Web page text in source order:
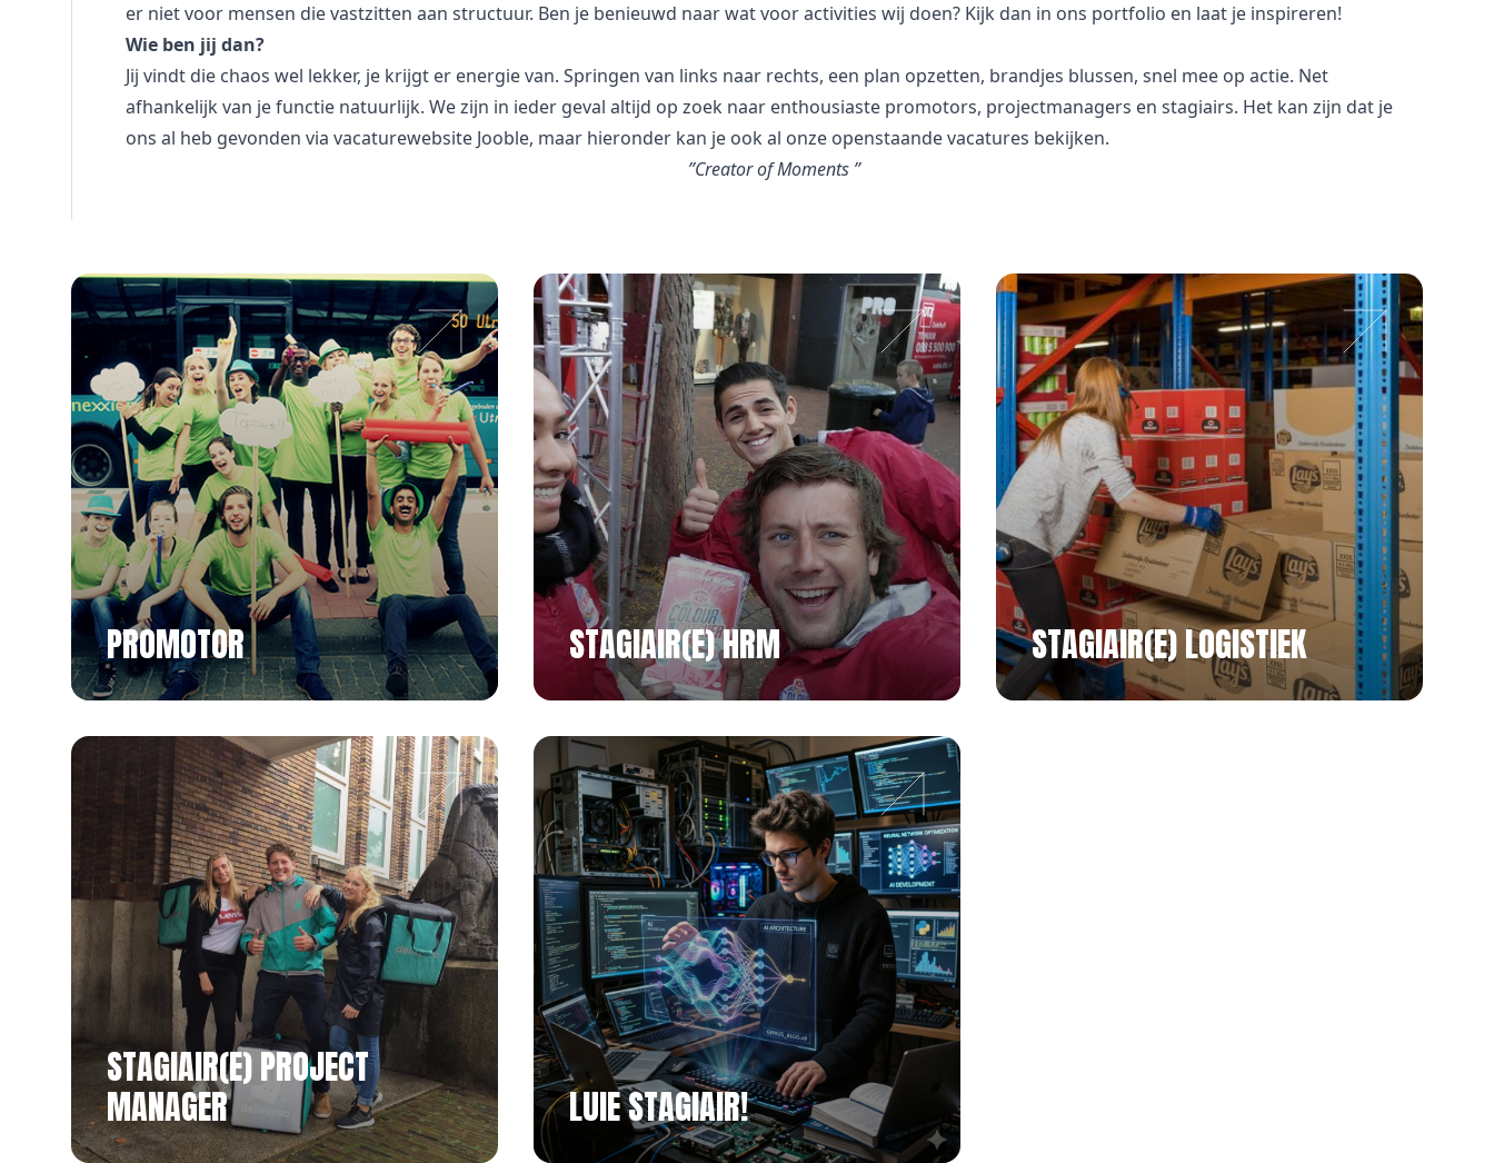
er niet voor mensen die vastzitten aan structuur. Ben je benieuwd naar wat voor activities wij doen? Kijk dan in ons portfolio en laat je inspireren!
Wie ben jij dan?
Jij vindt die chaos wel lekker, je krijgt er energie van. Springen van links naar rechts, een plan opzetten, brandjes blussen, snel mee op actie. Net
afhankelijk van je functie natuurlijk. We zijn in ieder geval altijd op zoek naar enthousiaste promotors, projectmanagers en stagiairs. Het kan zijn dat je
ons al heb gevonden via vacaturewebsite Jooble, maar hieronder kan je ook al onze openstaande vacatures bekijken.
”Creator of Moments ”
PROMOTOR STAGIAIR(E) HRM STAGIAIR(E) LOGISTIEK
STAGIAIR(E) PROJECT
MANAGER
LUIE STAGIAIR!